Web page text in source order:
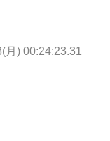
月) 00:24:23.31